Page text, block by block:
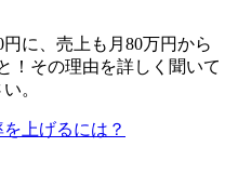
に、売上も月80万円から
！その理由を詳しく聞いて
。
上げるには？